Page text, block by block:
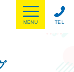
TEL
MENU